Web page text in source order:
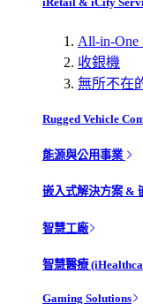
All-in-One
收銀機
無所不在
Rugged Vehicle
能源與公用事業
嵌入式解決方案 &
智慧工廠
智慧醫療
Gaming Solutions